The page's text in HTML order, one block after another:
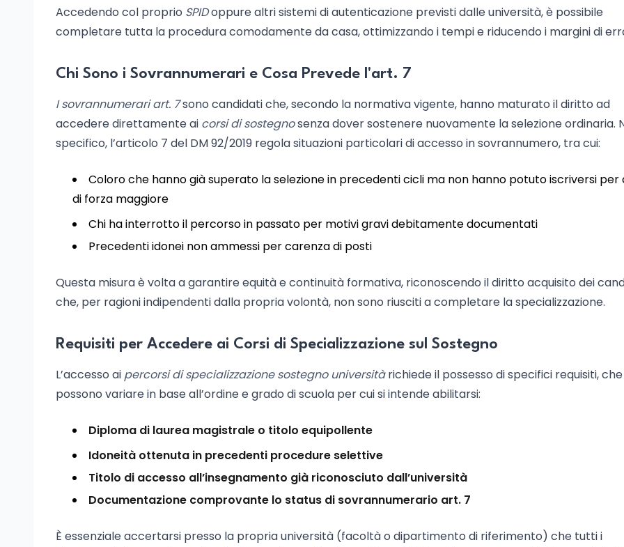
Accedendo col proprio SPIDoppure altri sistemi di autenticazione previsti dalle università, è possibile
completare tutta la procedura comodamente da casa, ottimizzando i tempi e riducendo i margini di
Chi Sono i Sovrannumerari e Cosa Prevede l'art. 7
I sovrannumerari art. 7sono candidati che, secondo la normativa vigente, hanno maturato il diritto ad
accedere direttamente ai corsi di sostegnosenza dover sostenere nuovamente la selezione ordinaria.
specifico, l’articolo 7 del DM 92/2019 regola situazioni particolari di accesso in sovrannumero, tra cui:
Coloro che hanno già superato la selezione in precedenti cicli ma non hanno potuto iscriversi per
di forza maggiore
Chi ha interrotto il percorso in passato per motivi gravi debitamente documentati
Precedenti idonei non ammessi per carenza di posti
Questa misura è volta a garantire equità e continuità formativa, riconoscendo il diritto acquisito dei
che, per ragioni indipendenti dalla propria volontà, non sono riusciti a completare la specializzazione.
Requisiti per Accedere ai Corsi di Specializzazione sul Sostegno
L’accesso ai percorsi di specializzazione sostegno universitàrichiede il possesso di specifici requisiti, che
possono variare in base all’ordine e grado di scuola per cui si intende abilitarsi:
Diploma di laurea magistrale o titolo equipollente
Idoneità ottenuta in precedenti procedure selettive
Titolo di accesso all’insegnamento già riconosciuto dall’università
Documentazione comprovante lo status di sovrannumerario art. 7
È essenziale accertarsi presso la propria università (facoltà o dipartimento di riferimento) che tutti i